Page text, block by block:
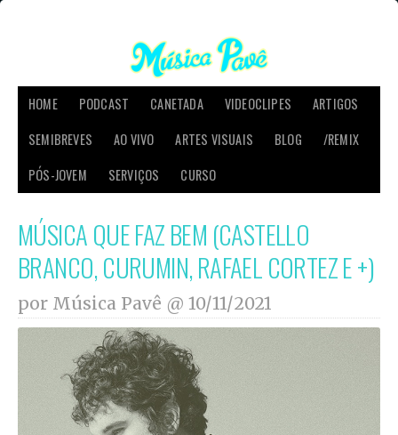
HOME PODCAST CANETADA VIDEOCLIPES
ARTIGOS
SEMIBREVES
AO VIVO ARTES VISUAIS BLOG
/REMIX
PÓS-JOVEM
SERVIÇOS CURSO
MÚSICA QUE FAZ BEM (CASTELLO
BRANCO, CURUMIN, RAFAEL CORTEZ E +)
por Música Pavê @ 10/11/2021